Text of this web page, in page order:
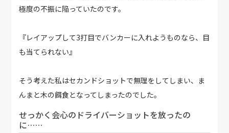
極度の不振に陥っていたのです。
『レイアップして3打目でバンカーに入れようものなら、目
も当てられない』
そう考えた私はセカンドショットで無理をしてしまい、ま
んまと木の餌食となってしまったのでした。
せっかく会心のドライバーショットを放ったの
に……